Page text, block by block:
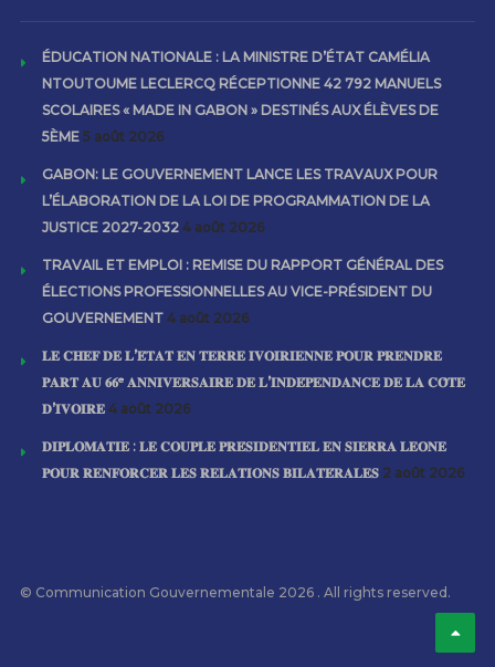
ÉDUCATION NATIONALE : LA MINISTRE D’ÉTAT CAMÉLIA
NTOUTOUME LECLERCQ RÉCEPTIONNE 42 792 MANUELS
SCOLAIRES « MADE IN GABON » DESTINÉS AUX ÉLÈVES DE
5ÈME 5 août 2026
GABON: LE GOUVERNEMENT LANCE LES TRAVAUX POUR
L’ÉLABORATION DE LA LOI DE PROGRAMMATION DE LA
JUSTICE 2027-2032 4 août 2026
TRAVAIL ET EMPLOI : REMISE DU RAPPORT GÉNÉRAL DES
ÉLECTIONS PROFESSIONNELLES AU VICE-PRÉSIDENT DU
GOUVERNEMENT 4 août 2026
𝐋𝐄 𝐂𝐇𝐄𝐅 𝐃𝐄 𝐋’𝐄́𝐓𝐀𝐓 𝐄𝐍 𝐓𝐄𝐑𝐑𝐄 𝐈𝐕𝐎𝐈𝐑𝐈𝐄𝐍𝐍𝐄 𝐏𝐎𝐔𝐑 𝐏𝐑𝐄𝐍𝐃𝐑𝐄
𝐏𝐀𝐑𝐓 𝐀𝐔 𝟔𝟔ᵉ 𝐀𝐍𝐍𝐈𝐕𝐄𝐑𝐒𝐀𝐈𝐑𝐄 𝐃𝐄 𝐋’𝐈𝐍𝐃𝐄́𝐏𝐄𝐍𝐃𝐀𝐍𝐂𝐄 𝐃𝐄 𝐋𝐀 𝐂𝐎̂𝐓𝐄
𝐃’𝐈𝐕𝐎𝐈𝐑𝐄 4 août 2026
𝐃𝐈𝐏𝐋𝐎𝐌𝐀𝐓𝐈𝐄 : 𝐋𝐄 𝐂𝐎𝐔𝐏𝐋𝐄 𝐏𝐑𝐄́𝐒𝐈𝐃𝐄𝐍𝐓𝐈𝐄𝐋 𝐄𝐍 𝐒𝐈𝐄𝐑𝐑𝐀 𝐋𝐄𝐎𝐍𝐄
𝐏𝐎𝐔𝐑 𝐑𝐄𝐍𝐅𝐎𝐑𝐂𝐄𝐑 𝐋𝐄𝐒 𝐑𝐄𝐋𝐀𝐓𝐈𝐎𝐍𝐒 𝐁𝐈𝐋𝐀𝐓𝐄́𝐑𝐀𝐋𝐄𝐒 2 août 2026
© Communication Gouvernementale 2026 . All rights reserved.